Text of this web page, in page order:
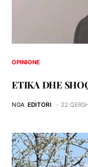
OPINIONE
ETIKA DHE
NGA EDITORI 22